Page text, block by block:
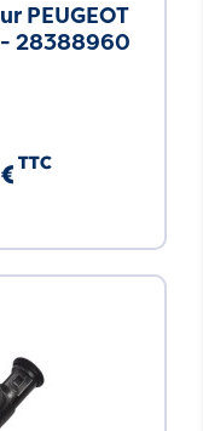
PEUGEOT
- 28388960
TTC